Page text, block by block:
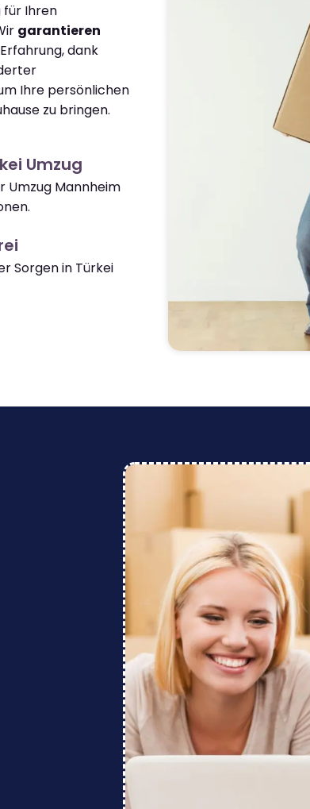
für Ihren
garantieren
dank
Ihre persönlichen
zu bringen.
Umzug
Mannheim
Sorgen in Türkei